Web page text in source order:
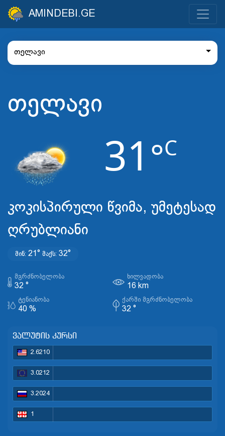
AMINDEBI.GE
თელავი
თელავი
31 °C
კოკისპირული წვიმა, უმეტესად
ღრუბლიანი
მინ: 21° მაქს: 32°
ᲛᲒᲠᲫᲜᲝᲑᲔᲚᲝᲑᲐ
32 °
ᲮᲘᲚᲕᲐᲓᲝᲑᲐ
16 km
ᲢᲔᲜᲘᲐᲜᲝᲑᲐ
40 %
ᲥᲐᲠᲨᲘ ᲛᲒᲠᲫᲜᲝᲑᲔᲚᲝᲑᲐ
32 °
ვალუტის კურსი
2.6210
3.0212
3.2024
1